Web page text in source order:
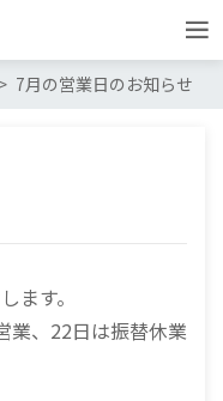
7月の営業日のお知らせ
ます。
業、22日は振替休業